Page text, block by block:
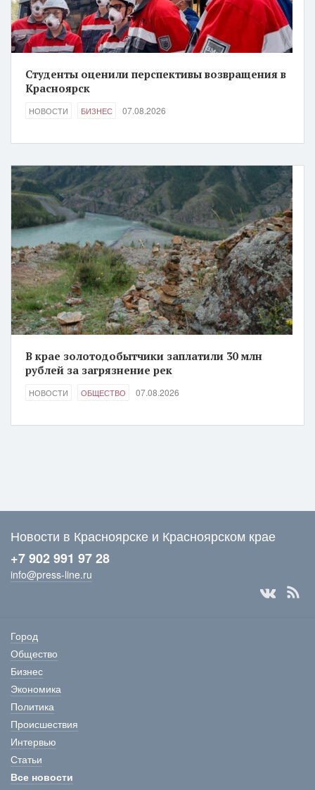
Студенты оценили перспективы возвращения в
Красноярск
НОВОСТИ БИЗНЕС 07.08.2026
В крае золотодобытчики заплатили 30 млн
рублей за загрязнение рек
НОВОСТИ ОБЩЕСТВО 07.08.2026
Новости в Красноярске и Красноярском крае
+7 902 991 97 28
info@press-line.ru
Город
Общество
Бизнес
Экономика
Политика
Происшествия
Интервью
Статьи
Все новости